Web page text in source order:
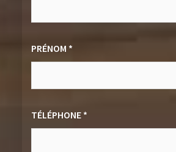
PRÉNOM *
TÉLÉPHONE *